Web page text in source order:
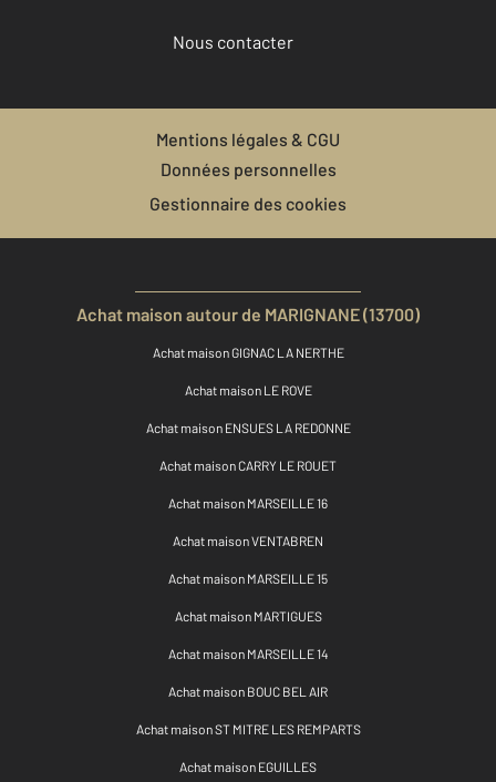
Nous contacter
Mentions légales & CGU
Données personnelles
Gestionnaire des cookies
Achat maison autour de MARIGNANE (13700)
Achat maison GIGNAC LA NERTHE
Achat maison LE ROVE
Achat maison ENSUES LA REDONNE
Achat maison CARRY LE ROUET
Achat maison MARSEILLE 16
Achat maison VENTABREN
Achat maison MARSEILLE 15
Achat maison MARTIGUES
Achat maison MARSEILLE 14
Achat maison BOUC BEL AIR
Achat maison ST MITRE LES REMPARTS
Achat maison EGUILLES